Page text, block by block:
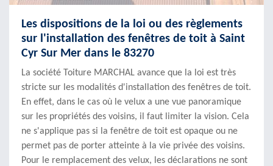
Les dispositions de la loi ou des règlements
sur l'installation des fenêtres de toit à Saint
Cyr Sur Mer dans le 83270
La société Toiture MARCHAL avance que la loi est très
stricte sur les modalités d'installation des fenêtres de toit.
En effet, dans le cas où le velux a une vue panoramique
sur les propriétés des voisins, il faut limiter la vision. Cela
ne s'applique pas si la fenêtre de toit est opaque ou ne
permet pas de porter atteinte à la vie privée des voisins.
Pour le remplacement des velux, les déclarations ne sont